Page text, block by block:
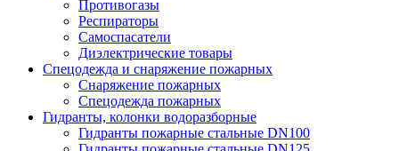
Противогазы
Респираторы
Самоспасатели
Диэлектрические товары
Спецодежда и снаряжение пожарных
Снаряжение пожарных
Спецодежда пожарных
Гидранты, колонки водоразборные
Гидранты пожарные стальные DN100